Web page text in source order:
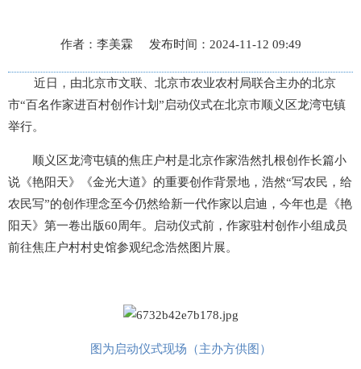
作者：李美霖 发布时间：2024-11-12 09:49
近日，由北京市文联、北京市农业农村局联合主办的北京
市“百名作家进百村创作计划”启动仪式在北京市顺义区龙湾屯镇
举行。
顺义区龙湾屯镇的焦庄户村是北京作家浩然扎根创作长篇小
说《艳阳天》《金光大道》的重要创作背景地，浩然“写农民，给
农民写”的创作理念至今仍然给新一代作家以启迪，今年也是《艳
阳天》第一卷出版60周年。启动仪式前，作家驻村创作小组成员
前往焦庄户村村史馆参观纪念浩然图片展。
图为启动仪式现场（主办方供图）